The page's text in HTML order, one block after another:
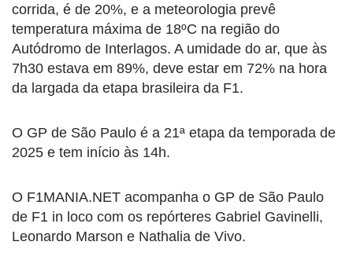
corrida, é de 20%, e a meteorologia prevê
temperatura máxima de 18ºC na região do
Autódromo de Interlagos. A umidade do ar, que às
7h30 estava em 89%, deve estar em 72% na hora
da largada da etapa brasileira da F1.
O GP de São Paulo é a 21ª etapa da temporada de
2025 e tem início às 14h.
O F1MANIA.NET acompanha o GP de São Paulo
de F1 in loco com os repórteres Gabriel Gavinelli,
Leonardo Marson e Nathalia de Vivo.